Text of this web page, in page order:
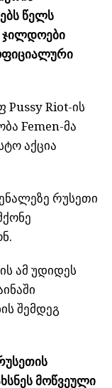
წელს
ჯილდოები
Pussy Riot-ის
Femen-მა
აქცია
რუსეთი
ამ უდიდეს
შემდეგ
მოწვეული